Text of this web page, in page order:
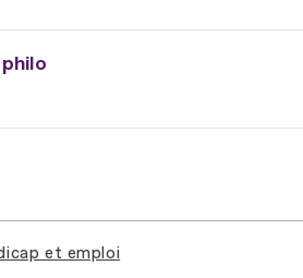
et emploi